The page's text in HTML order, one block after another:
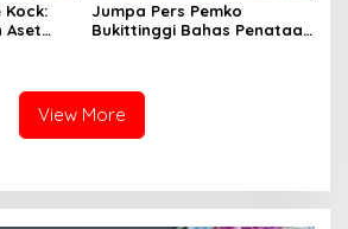
Kock:
Aset
Jumpa Pers Pemko
Bukittinggi Bahas Penataan
View More